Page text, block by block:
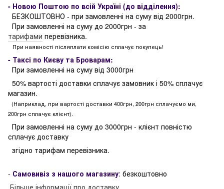
- Новою Поштою по всій Україні (до відділення):
БЕЗКОШТОВНО - при замовленні на суму від 2000грн.
При замовленні на суму до 2000грн - за
тарифами перевізника.
При наявності післяплати комісію сплачує покупець!
- Таксі по Києву та Броварам:
При замовленні на суму від 3000грн
50% вартості доставки сплачує замовник і 50% сплачує
магазин.
(Наприклад, при вартості доставки 400грн, 200грн сплачуємо ми,
200грн сплачує клієнт).
При замовленні на суму до 3000грн - клієнт повністю
сплачує доставку
згідно тарифам перевізника.
- Самовивіз з нашого магазину: безкоштовно
Більше інформації про доставку